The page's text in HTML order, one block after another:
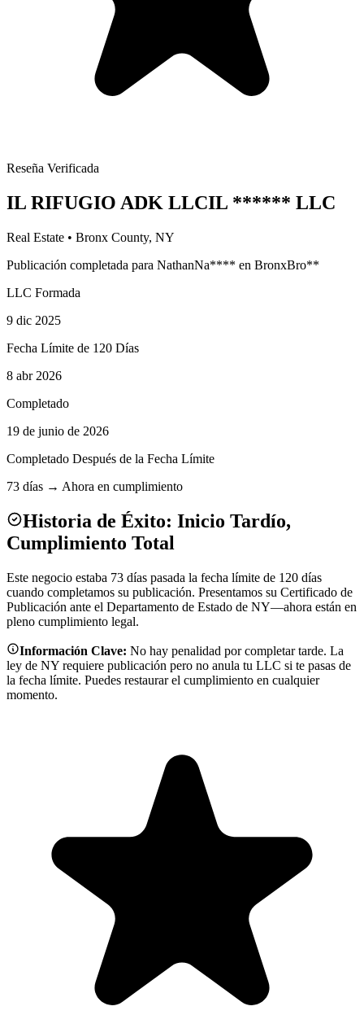
Reseña Verificada
IL RIFUGIO ADK LLCIL ****** LLC
Real Estate • Bronx County, NY
Publicación completada para NathanNa**** en BronxBro**
LLC Formada
9 dic 2025
Fecha Límite de 120 Días
8 abr 2026
Completado
19 de junio de 2026
Completado Después de la Fecha Límite
73 días → Ahora en cumplimiento
Historia de Éxito: Inicio Tardío,
Cumplimiento Total
Este negocio estaba 73 días pasada la fecha límite de 120 días
cuando completamos su publicación. Presentamos su Certificado de
Publicación ante el Departamento de Estado de NY—ahora están en
pleno cumplimiento legal.
Información Clave: No hay penalidad por completar tarde. La
ley de NY requiere publicación pero no anula tu LLC si te pasas de
la fecha límite. Puedes restaurar el cumplimiento en cualquier
momento.